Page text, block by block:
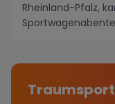
Rheinland-Pfalz,